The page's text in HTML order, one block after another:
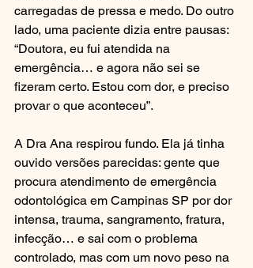
carregadas de pressa e medo. Do outro
lado, uma paciente dizia entre pausas:
“Doutora, eu fui atendida na
emergência… e agora não sei se
fizeram certo. Estou com dor, e preciso
provar o que aconteceu”.
A Dra Ana respirou fundo. Ela já tinha
ouvido versões parecidas: gente que
procura atendimento de emergência
odontológica em Campinas SP por dor
intensa, trauma, sangramento, fratura,
infecção… e sai com o problema
controlado, mas com um novo peso na